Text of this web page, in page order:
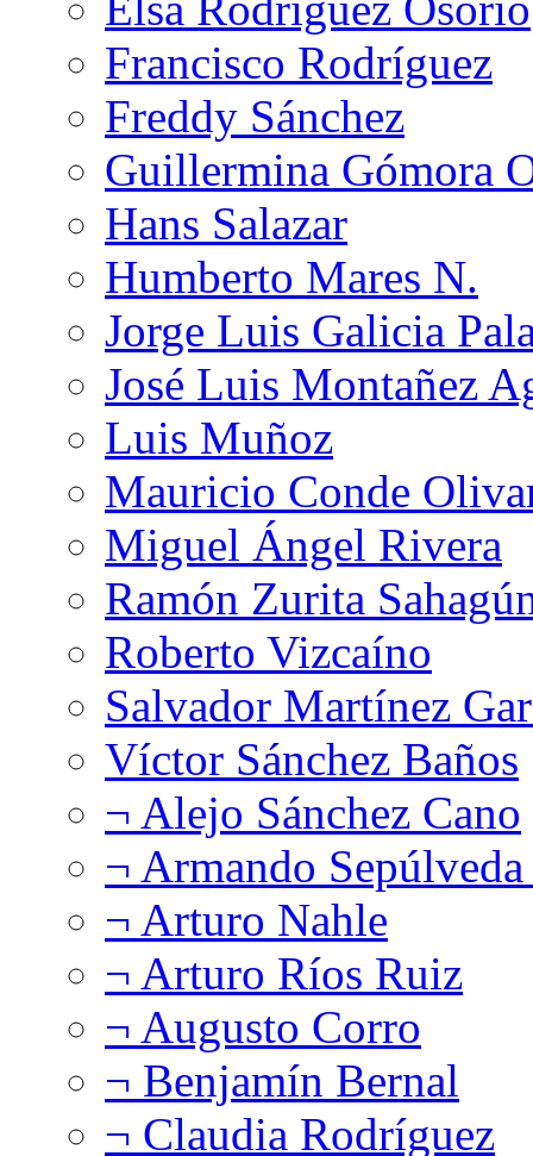
Francisco Rodríguez
Freddy Sánchez
Guillermina Gómora
Hans Salazar
Humberto Mares N.
Jorge Luis Galicia
José Luis Montañez
Luis Muñoz
Mauricio Conde
Miguel Ángel Rivera
Ramón Zurita
Roberto Vizcaíno
Salvador Martínez
Víctor Sánchez Baños
¬ Alejo Sánchez Cano
¬ Armando
¬ Arturo Nahle
¬ Arturo Ríos Ruiz
¬ Augusto Corro
¬ Benjamín Bernal
¬ Claudia Rodríguez